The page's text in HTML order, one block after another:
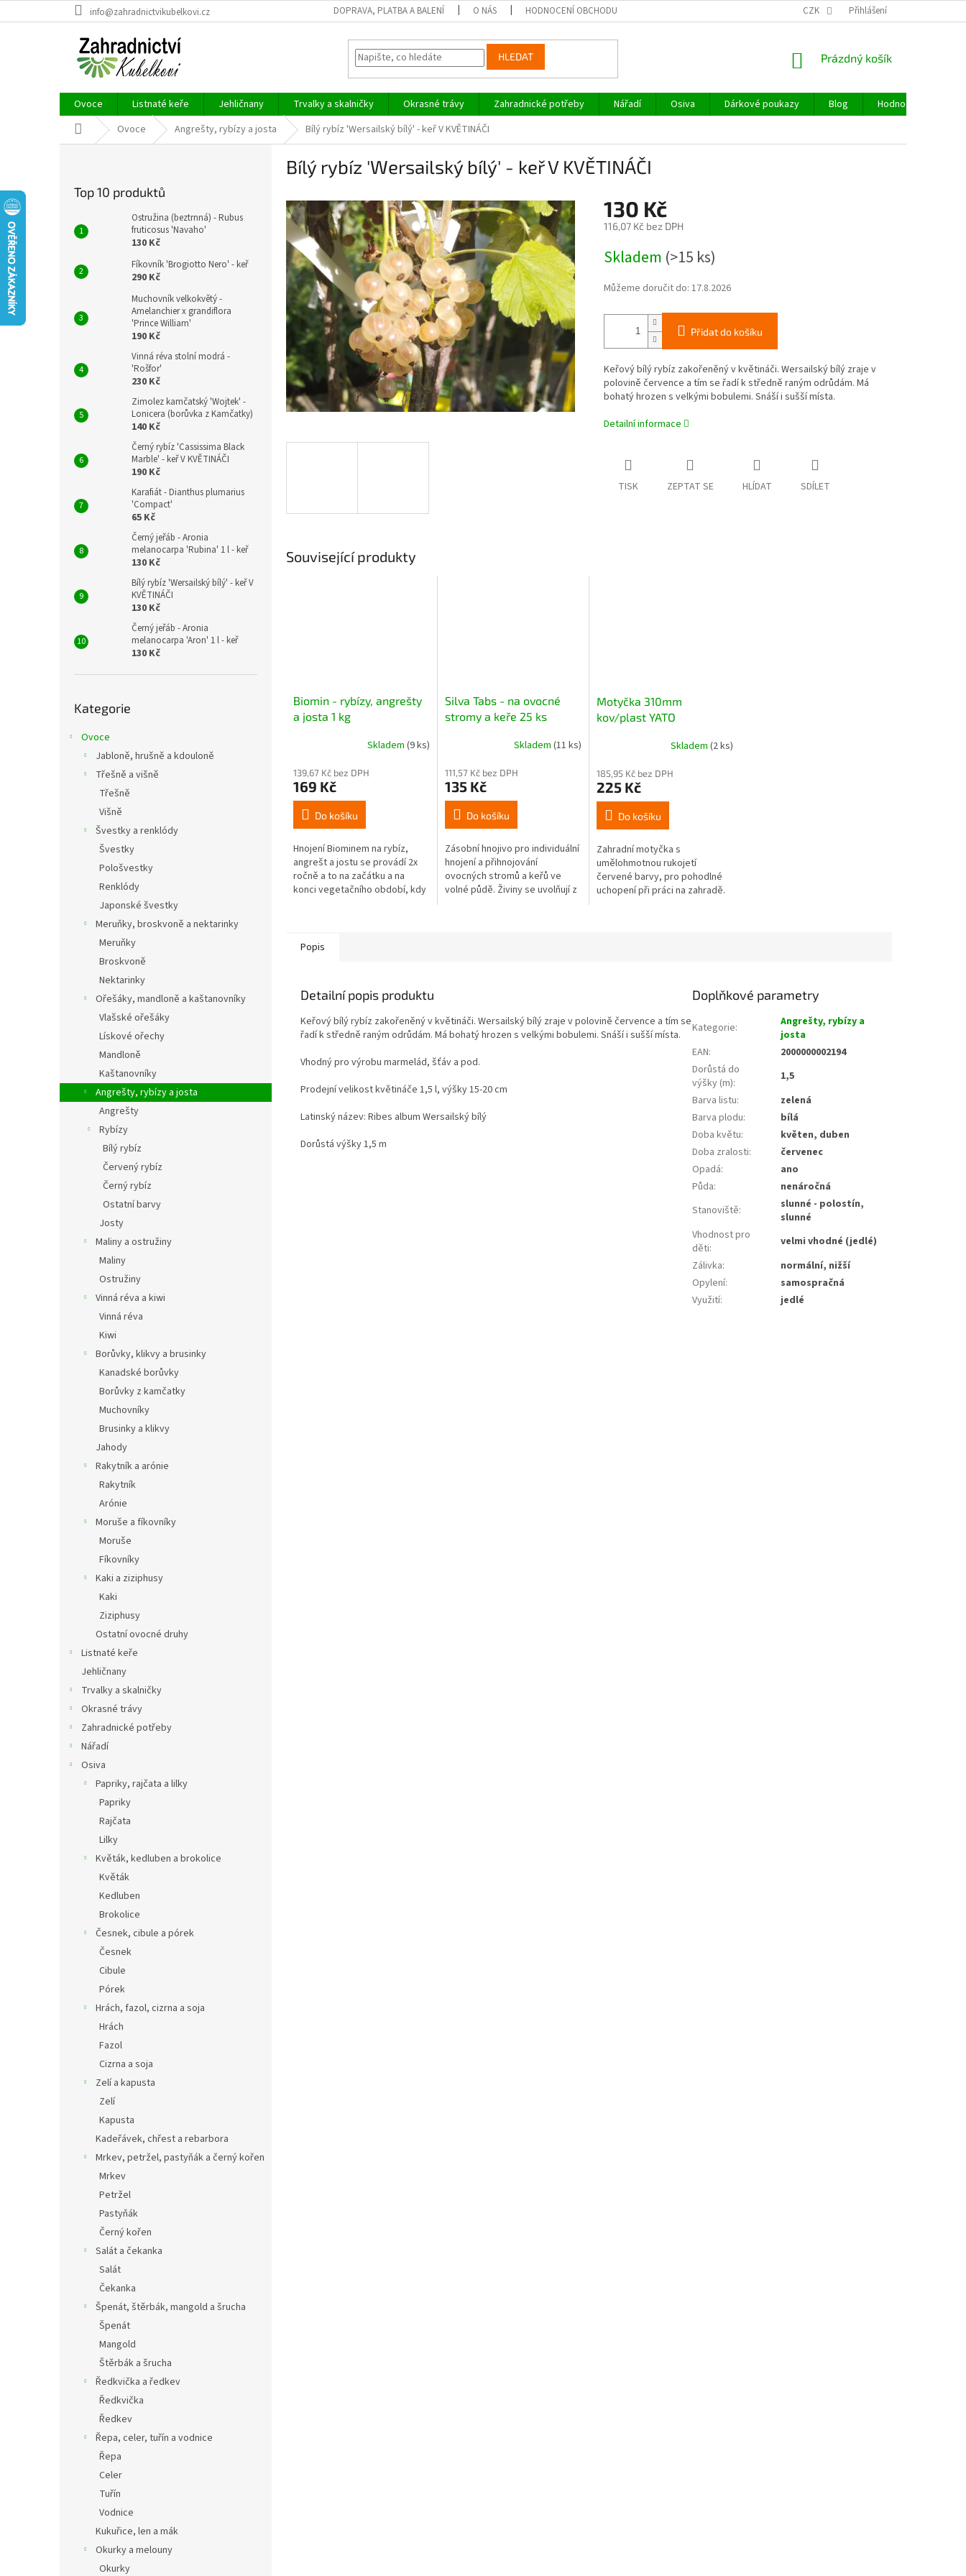
na
info@zahradnictvikubelkovi.cz DOPRAVA, PLATBA A BALENÍ O NÁS HODNOCENÍ OBCHODU CZK Přihlášení
HLEDAT
NÁKUPNÍ
Prázdný košík
Ovoce Listnaté keře Jehličnany Trvalky a skalničky Okrasné trávy Zahradnické potřeby Nářadí Osiva Dárkové poukazy Blog
Hodnocení obchodu
Domů Ovoce Angrešty, rybízy a josta Bílý rybíz 'Wersailský bílý' - keř V KVĚTINÁČI
Top 10 produktů
Ostružina (beztrnná) - Rubus
fruticosus 'Navaho'
130 Kč
Fíkovník 'Brogiotto Nero' - keř
290 Kč
Muchovník velkokvětý -
Amelanchier x grandiflora
'Prince William'
190 Kč
Vinná réva stolní modrá -
'Rošfor'
230 Kč
Zimolez kamčatský 'Wojtek' -
Lonicera (borůvka z Kamčatky)
140 Kč
Černý rybíz 'Cassissima Black
Marble' - keř V KVĚTINÁČI
190 Kč
Karafiát - Dianthus plumarius
'Compact'
65 Kč
Černý jeřáb - Aronia
melanocarpa 'Rubina' 1 l - keř
130 Kč
Bílý rybíz 'Wersailský bílý' - keř V
KVĚTINÁČI
130 Kč
Černý jeřáb - Aronia
melanocarpa 'Aron' 1 l - keř
130 Kč
kategorie
Kategorie
Ovoce
Jabloně, hrušně a kdouloně
Třešně a višně
Třešně
Višně
Švestky a renklódy
Švestky
Pološvestky
Renklódy
Japonské švestky
Meruňky, broskvoně a nektarinky
Meruňky
Broskvoně
Nektarinky
Ořešáky, mandloně a kaštanovníky
Vlašské ořešáky
Lískové ořechy
Mandloně
Kaštanovníky
Angrešty, rybízy a josta
Angrešty
Rybízy
Bílý rybíz
Červený rybíz
Černý rybíz
Ostatní barvy
Josty
Maliny a ostružiny
Maliny
Ostružiny
Vinná réva a kiwi
Vinná réva
Kiwi
Borůvky, klikvy a brusinky
Kanadské borůvky
Borůvky z kamčatky
Muchovníky
Brusinky a klikvy
Jahody
Rakytník a arónie
Rakytník
Arónie
Moruše a fíkovníky
Moruše
Fíkovníky
Kaki a ziziphusy
Kaki
Ziziphusy
Ostatní ovocné druhy
Listnaté keře
Jehličnany
Trvalky a skalničky
Okrasné trávy
Zahradnické potřeby
Nářadí
Osiva
Papriky, rajčata a lilky
Papriky
Rajčata
Lilky
Květák, kedluben a brokolice
Květák
Kedluben
Brokolice
Česnek, cibule a pórek
Česnek
Cibule
Pórek
Hrách, fazol, cizrna a soja
Hrách
Fazol
Cizrna a soja
Zelí a kapusta
Zelí
Kapusta
Kadeřávek, chřest a rebarbora
Mrkev, petržel, pastyňák a černý kořen
Mrkev
Petržel
Pastyňák
Černý kořen
Salát a čekanka
Salát
Čekanka
Špenát, štěrbák, mangold a šrucha
Špenát
Mangold
Štěrbák a šrucha
Ředkvička a ředkev
Ředkvička
Ředkev
Řepa, celer, tuřín a vodnice
Řepa
Celer
Tuřín
Vodnice
Kukuřice, len a mák
Okurky a melouny
Okurky
Bílý rybíz 'Wersailský bílý' - keř V KVĚTINÁČI
130 Kč
116,07 Kč bez DPH
cena:
Skladem (>15 ks)
Můžeme doručit do: 17.8.2026
Přidat do košíku
Keřový bílý rybíz zakořeněný v květináči. Wersailský bílý zraje v
polovině července a tím se řadí k středně raným odrůdám. Má
bohatý hrozen s velkými bobulemi. Snáší i sušší místa.
Detailní informace
TISK ZEPTAT SE HLÍDAT SDÍLET
Související produkty
Biomin - rybízy, angrešty
a josta 1 kg
Skladem (9 ks)
139,67 Kč bez DPH
169 Kč
Do košíku
Hnojení Biominem na rybíz,
angrešt a jostu se provádí 2x
ročně a to na začátku a na
konci vegetačního období, kdy
Silva Tabs - na ovocné
stromy a keře 25 ks
Skladem (11 ks)
111,57 Kč bez DPH
135 Kč
Do košíku
Zásobní hnojivo pro individuální
hnojení a přihnojování
ovocných stromů a keřů ve
volné půdě. Živiny se uvolňují z
Motyčka 310mm
kov/plast YATO
Skladem(2 ks)
185,95 Kč bez DPH
225 Kč
Do košíku
Zahradní motyčka s
umělohmotnou rukojetí
červené barvy, pro pohodlné
uchopení při práci na zahradě.
Popis
Detailní popis produktu
Keřový bílý rybíz zakořeněný v květináči. Wersailský bílý zraje v polovině července a tím se
řadí k středně raným odrůdám. Má bohatý hrozen s velkými bobulemi. Snáší i sušší místa.
Vhodný pro výrobu marmelád, šťáv a pod.
Prodejní velikost květináče 1,5 l, výšky 15-20 cm
Latinský název: Ribes album Wersailský bílý
Dorůstá výšky 1,5 m
Doplňkové parametry
Kategorie:
Angrešty, rybízy a
josta
EAN:
2000000002194
Dorůstá do
výšky (m):
1,5
Barva listu:
zelená
Barva plodu:
bílá
Doba květu:
květen, duben
Doba zralosti:
červenec
Opadá:
ano
Půda:
nenáročná
Stanoviště:
slunné - polostín,
slunné
Vhodnost pro
děti:
velmi vhodné (jedlé)
Zálivka:
normální, nižší
Opylení:
samospračná
Využití: jedlé